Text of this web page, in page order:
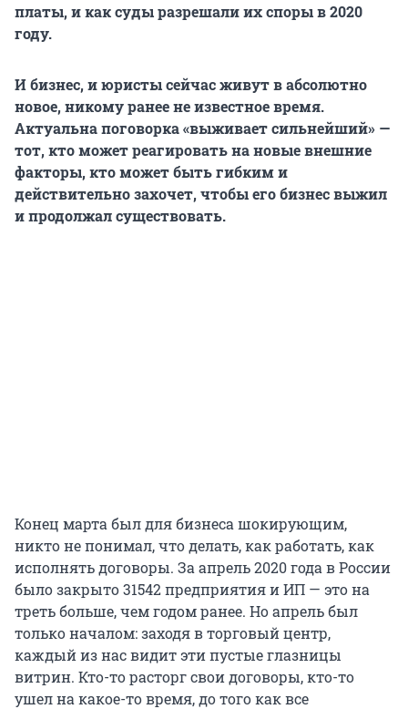
платы, и как суды разрешали их споры в 2020
году.
И бизнес, и юристы сейчас живут в абсолютно
новое, никому ранее не известное время.
Актуальна поговорка «выживает сильнейший» —
тот, кто может реагировать на новые внешние
факторы, кто может быть гибким и
действительно захочет, чтобы его бизнес выжил
и продолжал существовать.
Конец марта был для бизнеса шокирующим,
никто не понимал, что делать, как работать, как
исполнять договоры. За апрель 2020 года в России
было закрыто 31542 предприятия и ИП — это на
треть больше, чем годом ранее. Но апрель был
только началом: заходя в торговый центр,
каждый из нас видит эти пустые глазницы
витрин. Кто-то расторг свои договоры, кто-то
ушел на какое-то время, до того как все